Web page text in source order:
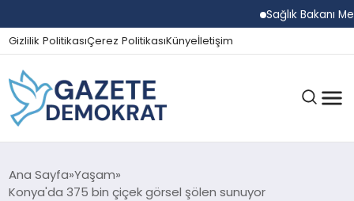
Sağlık Bakanı
Gizlilik PolitikasıÇerez PolitikasıKünyeİletişim
GÜNDEM
Ana Sayfa Yaşam
Konya'da 375 bin çiçek görsel şölen sunuyor